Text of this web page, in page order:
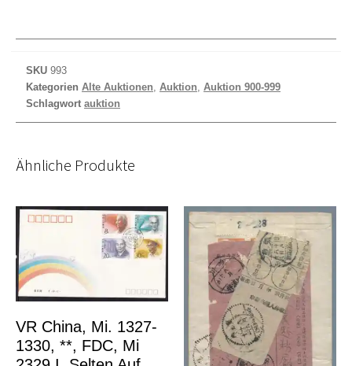
SKU 993
Kategorien Alte Auktionen Auktion Auktion 900-999
Schlagwort auktion
Ähnliche Produkte
VR China, Mi. 1327-
1330, **, FDC, Mi